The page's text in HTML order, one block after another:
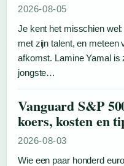
2026-08-05
Je kent het misschien
met zijn talent, en meteen
afkomst. Lamine Yamal
jongste…
Vanguard S&P
koers, kosten en
2026-08-03
Wie een paar honderd